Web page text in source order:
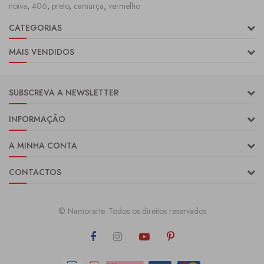
noiva, 406, preto, camurça, vermelho
CATEGORIAS
MAIS VENDIDOS
SUBSCREVA A NEWSLETTER
INFORMAÇÃO
A MINHA CONTA
CONTACTOS
© Namorarte. Todos os direitos reservados